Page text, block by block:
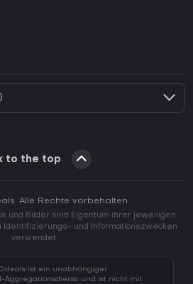
CD Key?
Connect CD Key?
App CD Key?
to the top
Alle Rechte vorbehalten.
und Bilder sind Eigentum ihrer jeweiligen
Identifizierungs- und Informationszwecken
verwendet.
ist ein unabhängiger
Aggregationsdienst und ist nicht mit